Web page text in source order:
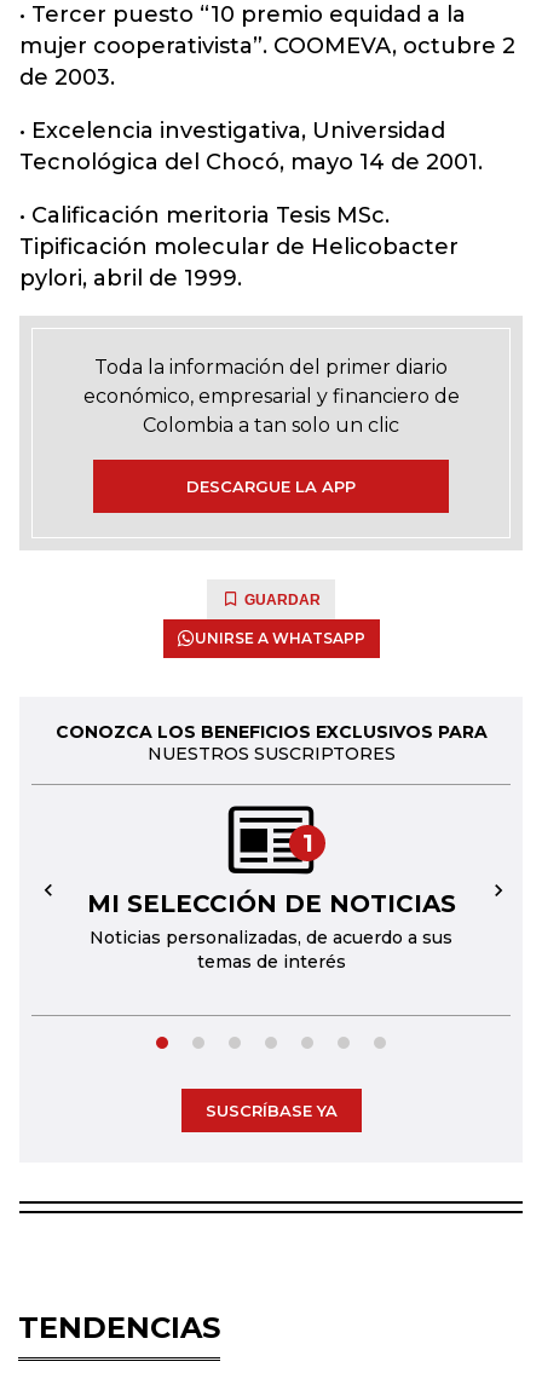
• Tercer puesto “10 premio equidad a la
mujer cooperativista”. COOMEVA, octubre 2
de 2003.
• Excelencia investigativa, Universidad
Tecnológica del Chocó, mayo 14 de 2001.
• Calificación meritoria Tesis MSc.
Tipificación molecular de Helicobacter
pylori, abril de 1999.
Toda la información del primer diario
económico, empresarial y financiero de
Colombia a tan solo un clic
DESCARGUE LA APP
GUARDAR
UNIRSE A WHATSAPP
CONOZCA LOS BENEFICIOS EXCLUSIVOS PARA
NUESTROS SUSCRIPTORES
1
MI SELECCIÓN DE NOTICIAS
Noticias personalizadas, de acuerdo a sus
temas de interés
← →
SUSCRÍBASE YA
TENDENCIAS